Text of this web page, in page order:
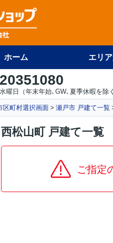
ホーム エリ
曜日（年末年始､GW､夏季休暇を除
区町村選択画面 瀬戸市 戸建て一覧
西松山町 戸建て一覧
ご指定